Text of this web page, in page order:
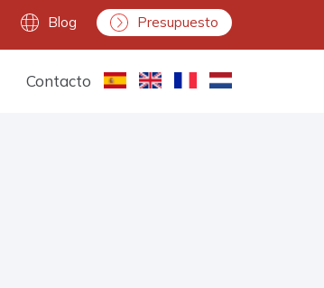
Blog Presupuesto
Contacto